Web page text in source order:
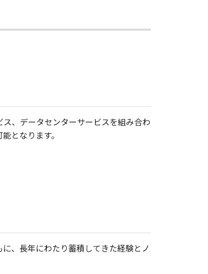
、データセンターサービスを組み合わ
となります。
、長年にわたり蓄積してきた経験とノ